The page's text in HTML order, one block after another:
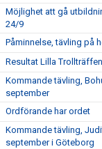
Möjlighet att gå
24/9
Påminnelse, tävling på
Resultat Lilla Trollträffen
Kommande tävling,
september
Ordförande har ordet
Kommande tävling,
september i Göteborg